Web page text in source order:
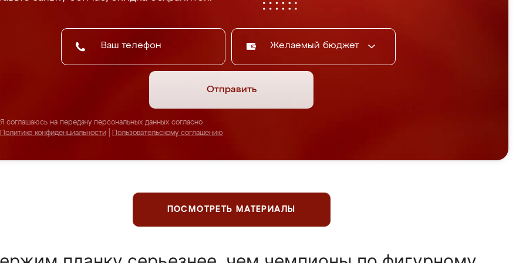
Желаемый бюджет
Отправить
Я соглашаюсь на передачу персональных данных согласно
Политике конфиденциальности
Пользовательскому соглашению
ПОСМОТРЕТЬ МАТЕРИАЛЫ